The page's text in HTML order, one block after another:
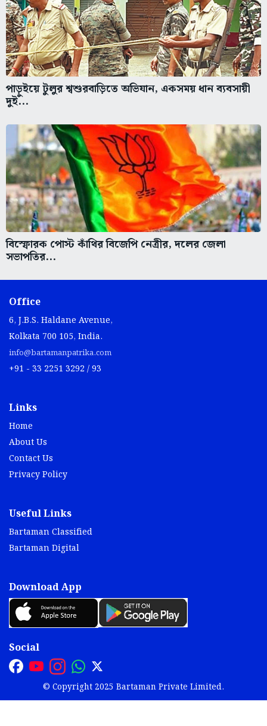
পাড়ুইয়ে টুলুর শ্বশুরবাড়িতে অভিযান, একসময় ধান ব্যবসায়ী
দুই...
বিস্ফোরক পোস্ট কাঁথির বিজেপি নেত্রীর, দলের জেলা
সভাপতির...
Office
6, J.B.S. Haldane Avenue,
Kolkata 700 105, India.
info@bartamanpatrika.com
+91 - 33 2251 3292 / 93
Links
Home
About Us
Contact Us
Privacy Policy
Useful Links
Bartaman Classified
Bartaman Digital
Download App
Social
© Copyright 2025 Bartaman Private Limited.